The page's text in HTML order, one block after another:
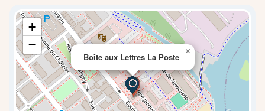
Boîte aux Lettres La Poste
×
+
−